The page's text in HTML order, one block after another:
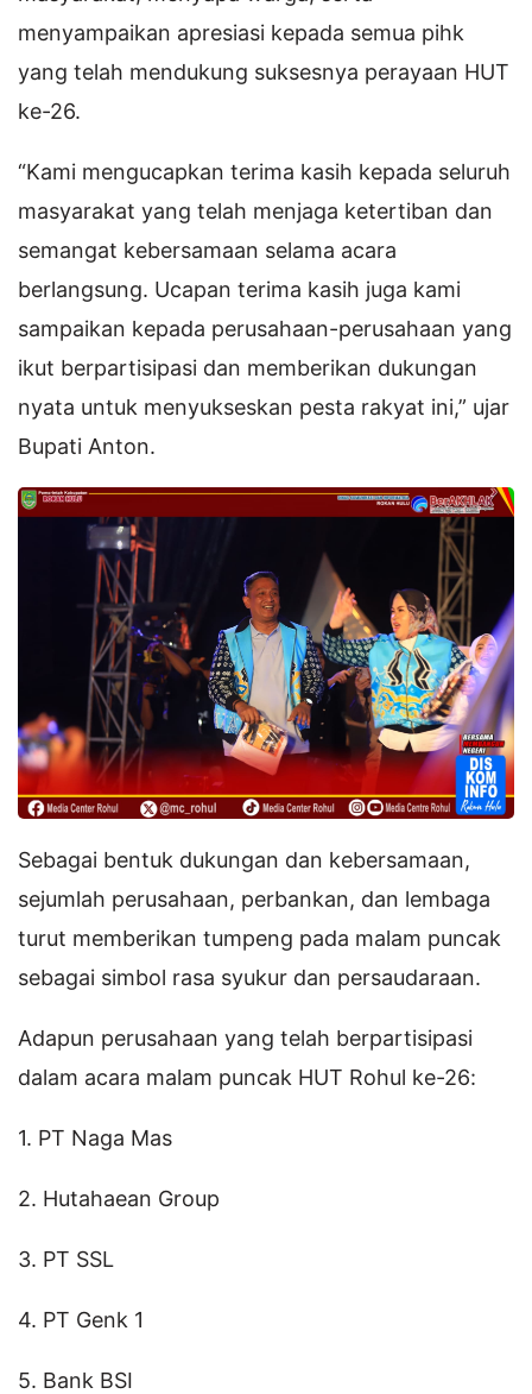
menyampaikan apresiasi kepada semua pihk
yang telah mendukung suksesnya perayaan HUT
ke-26.
“Kami mengucapkan terima kasih kepada seluruh
masyarakat yang telah menjaga ketertiban dan
semangat kebersamaan selama acara
berlangsung. Ucapan terima kasih juga kami
sampaikan kepada perusahaan-perusahaan yang
ikut berpartisipasi dan memberikan dukungan
nyata untuk menyukseskan pesta rakyat ini,” ujar
Bupati Anton.
Sebagai bentuk dukungan dan kebersamaan,
sejumlah perusahaan, perbankan, dan lembaga
turut memberikan tumpeng pada malam puncak
sebagai simbol rasa syukur dan persaudaraan.
Adapun perusahaan yang telah berpartisipasi
dalam acara malam puncak HUT Rohul ke-26:
1. PT Naga Mas
2. Hutahaean Group
3. PT SSL
4. PT Genk 1
5. Bank BSI